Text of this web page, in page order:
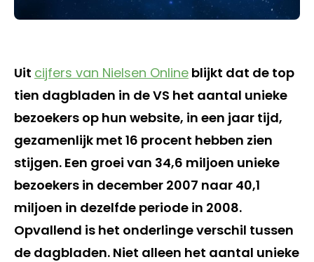
Uit cijfers van Nielsen Online blijkt dat de top
tien dagbladen in de VS het aantal unieke
bezoekers op hun website, in een jaar tijd,
gezamenlijk met 16 procent hebben zien
stijgen. Een groei van 34,6 miljoen unieke
bezoekers in december 2007 naar 40,1
miljoen in dezelfde periode in 2008.
Opvallend is het onderlinge verschil tussen
de dagbladen. Niet alleen het aantal unieke